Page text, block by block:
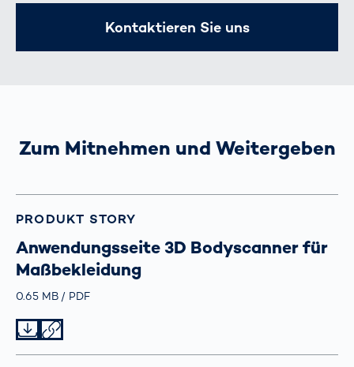
Kontaktieren Sie uns
Zum Mitnehmen und Weitergeben
PRODUKT STORY
Anwendungsseite 3D Bodyscanner für
Maßbekleidung
Größe
0.65 MB TypPDF